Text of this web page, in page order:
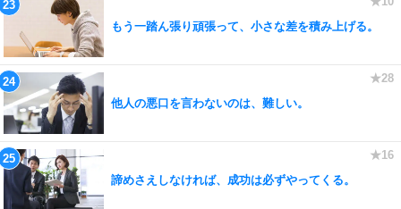
もう一踏ん張り頑張って、小さな差を積み上げる。
他人の悪口を言わないのは、難しい。
諦めさえしなければ、成功は必ずやってくる。